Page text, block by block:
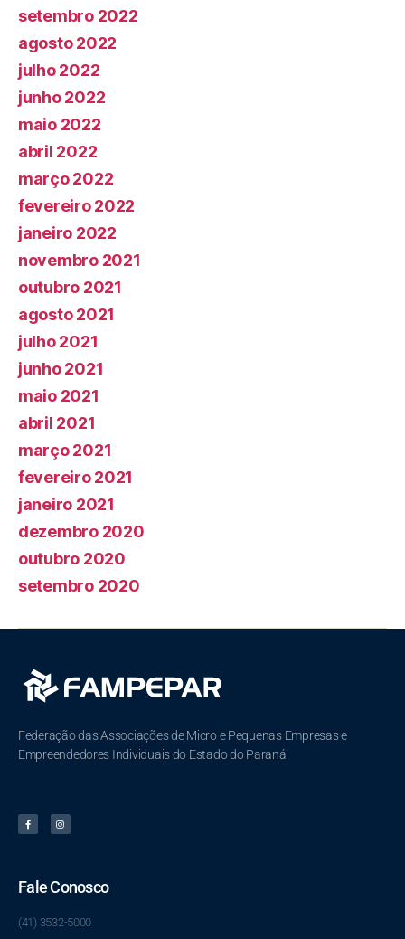
setembro 2022
agosto 2022
julho 2022
junho 2022
maio 2022
abril 2022
março 2022
fevereiro 2022
janeiro 2022
novembro 2021
outubro 2021
agosto 2021
julho 2021
junho 2021
maio 2021
abril 2021
março 2021
fevereiro 2021
janeiro 2021
dezembro 2020
outubro 2020
setembro 2020
Federação das Associações de Micro e Pequenas Empresas e
Empreendedores Individuais do Estado do Paraná
Fale Conosco
(41) 3532-5000